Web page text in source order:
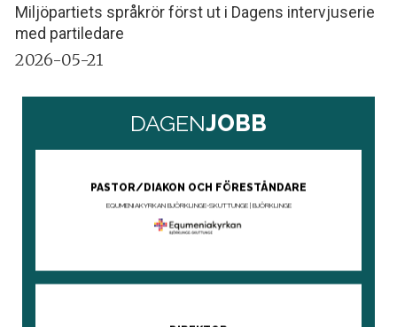
Miljöpartiets språkrör först ut i Dagens intervjuserie
med partiledare
2026-05-21